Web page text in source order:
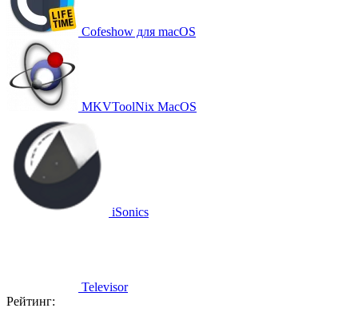
Cofeshow для macOS
MKVToolNix MacOS
iSonics
Televisor
Рейтинг: